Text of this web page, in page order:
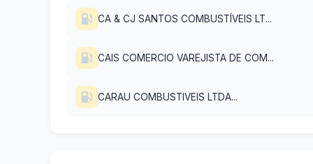
CA & CJ SANTOS COMBUSTÍVEIS LT...
CAIS COMERCIO VAREJISTA DE COM...
CARAU COMBUSTIVEIS LTDA...